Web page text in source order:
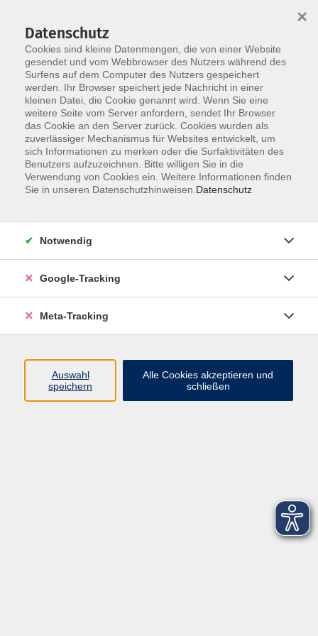
Skip to main content
Der Kurs konnte nicht gefunden werden.
Über uns
Datenschutz
Cookies sind kleine Datenmengen, die von einer Website
gesendet und vom Webbrowser des Nutzers während des
Surfens auf dem Computer des Nutzers gespeichert
werden. Ihr Browser speichert jede Nachricht in einer
kleinen Datei, die Cookie genannt wird. Wenn Sie eine
weitere Seite vom Server anfordern, sendet Ihr Browser
das Cookie an den Server zurück. Cookies wurden als
zuverlässiger Mechanismus für Websites entwickelt, um
sich Informationen zu merken oder die Surfaktivitäten des
Benutzers aufzuzeichnen. Bitte willigen Sie in die
Verwendung von Cookies ein. Weitere Informationen finden
Sie in unseren Datenschutzhinweisen. Datenschutz
×
Notwendig
Google-Tracking
Meta-Tracking
Auswahl
speichern
Alle Cookies akzeptieren und
schließen